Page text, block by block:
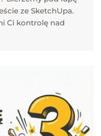
ze SketchUpa.
Ci kontrolę nad